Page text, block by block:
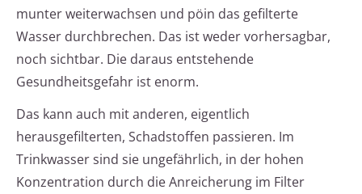
munter weiterwachsen und pöin das gefilterte
Wasser durchbrechen. Das ist weder vorhersagbar,
noch sichtbar. Die daraus entstehende
Gesundheitsgefahr ist enorm.
Das kann auch mit anderen, eigentlich
herausgefilterten, Schadstoffen passieren. Im
Trinkwasser sind sie ungefährlich, in der hohen
Konzentration durch die Anreicherung im Filter